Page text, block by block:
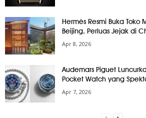
Hermès Resmi Buka Toko
Beijing, Perluas Jejak di
Apr 8, 2026
Audemars Piguet
Pocket Watch yang
Apr 7, 2026